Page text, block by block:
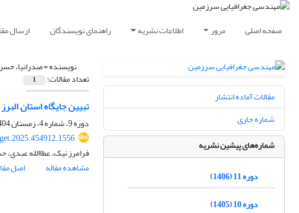
صفحه اصلی مرور اطلاعات نشریه راهنمای نویسندگان ارسال
نویسنده =صدرانیا،
تعداد مقالات: 1
تبیین جایگاه استان
دوره 9، شماره 4، زمستان 1404، صفحه
فرامرز نیک، عطاالله
مشاهده مقاله
اصل
مقالات آماده انتشار
شماره جاری
شماره‌های پیشین نشریه
دوره 11 (1406)
دوره 10 (1405)